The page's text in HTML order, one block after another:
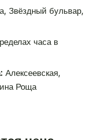
Звёздный бульвар,
часа в
Алексеевская,
Роща